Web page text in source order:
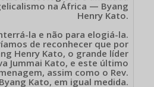
na África — Byang
Henry Kato.
la e não para elogiá-la.
de reconhecer que por
Henry Kato, o grande líder
Jummai Kato, e este último
assim como o Rev.
Kato, em igual medida.